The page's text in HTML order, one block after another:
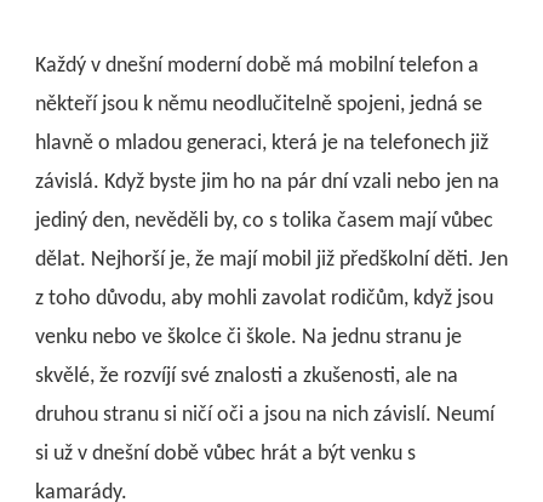
Každý v dnešní moderní době má mobilní telefon a
někteří jsou k němu neodlučitelně spojeni, jedná se
hlavně o mladou generaci, která je na telefonech již
závislá. Když byste jim ho na pár dní vzali nebo jen na
jediný den, nevěděli by, co s tolika časem mají vůbec
dělat. Nejhorší je, že mají mobil již předškolní děti. Jen
z toho důvodu, aby mohli zavolat rodičům, když jsou
venku nebo ve školce či škole. Na jednu stranu je
skvělé, že rozvíjí své znalosti a zkušenosti, ale na
druhou stranu si ničí oči a jsou na nich závislí. Neumí
si už v dnešní době vůbec hrát a být venku s
kamarády.